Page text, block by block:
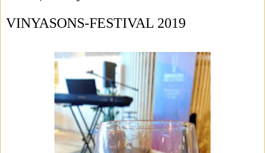
VINYASONS-FESTIVAL 2019